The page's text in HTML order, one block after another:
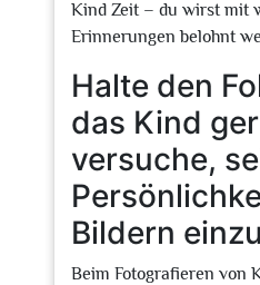
Kind Zeit – du wirst mit
Erinnerungen belohnt
Halte den
das Kind
versuche,
Bildern
Beim Fotografieren von